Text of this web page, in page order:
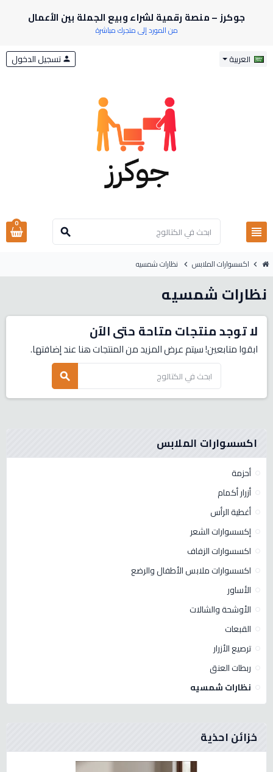
جوكرز – منصة رقمية لشراء وبيع الجملة بين الأعمال
من المورد إلى متجرك مباشرة
العربية
view_headline
search
person تسجيل الدخول
0
chevron_right اكسسوارات الملابس chevron_right نظارات شمسيه
اكسسوارات الملابس
أحزمة
أزرار أكمام
أغطية الرأس
إكسسوارات الشعر
اكسسوارات الزفاف
اكسسوارات ملابس الأطفال والرضع
الأساور
الأوشحة والشالات
القبعات
ترصيع الأزرار
ربطات العنق
نظارات شمسيه
خزائن احذية
نظارات شمسيه
لا توجد منتجات متاحة حتى الآن
ابقوا متابعين! سيتم عرض المزيد من المنتجات هنا عند إضافتها.
search